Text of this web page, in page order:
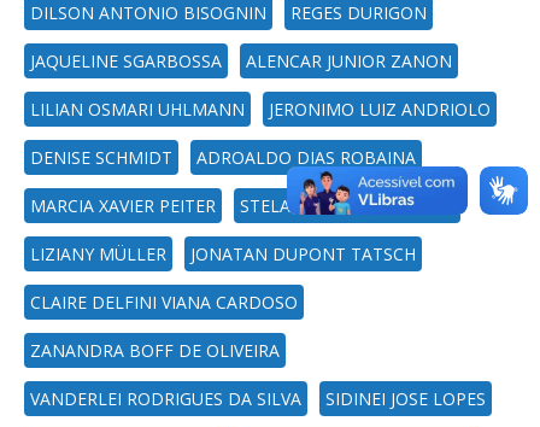
DILSON ANTONIO BISOGNIN REGES DURIGON
JAQUELINE SGARBOSSA ALENCAR JUNIOR ZANON
LILIAN OSMARI UHLMANN JERONIMO LUIZ ANDRIOLO
DENISE SCHMIDT ADROALDO DIAS ROBAINA
MARCIA XAVIER PEITER STELA MARIS KULCZYNSKI
LIZIANY MÜLLER JONATAN DUPONT TATSCH
CLAIRE DELFINI VIANA CARDOSO
ZANANDRA BOFF DE OLIVEIRA
VANDERLEI RODRIGUES DA SILVA SIDINEI JOSE LOPES